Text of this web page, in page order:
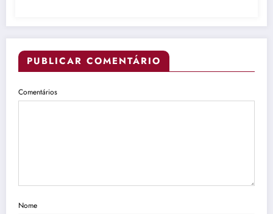
PUBLICAR COMENTÁRIO
Comentários
Nome